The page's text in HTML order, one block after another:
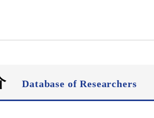
介Database of Researchers